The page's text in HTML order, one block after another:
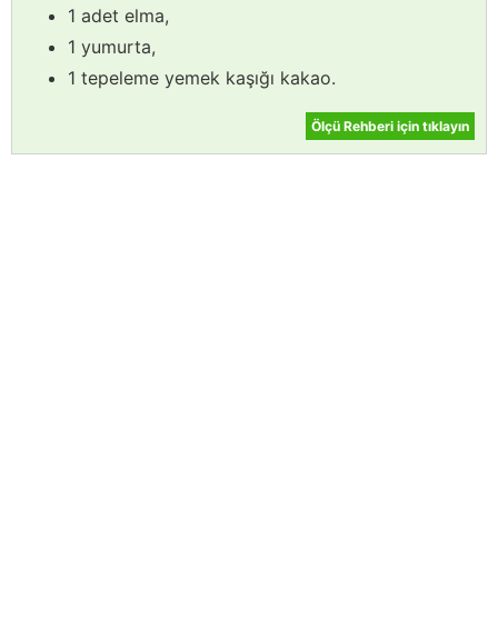
1 adet elma,
1 yumurta,
1 tepeleme yemek kaşığı kakao.
Ölçü Rehberi için tıklayın